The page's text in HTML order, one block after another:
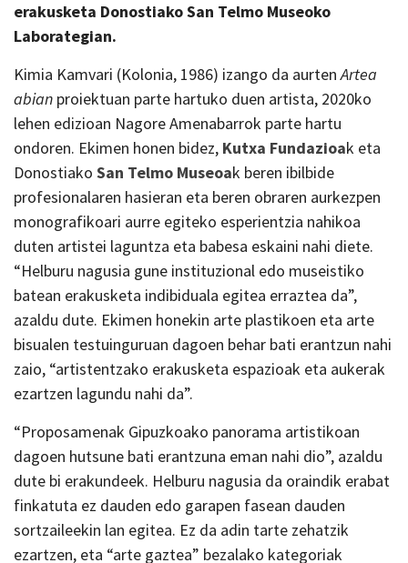
erakusketa Donostiako San Telmo Museoko
Laborategian.
Kimia Kamvari (Kolonia, 1986) izango da aurtenArtea
abian proiektuan parte hartuko duen artista, 2020ko
lehen edizioan Nagore Amenabarrok parte hartu
ondoren. Ekimen honen bidez, Kutxa Fundazioak eta
Donostiako San Telmo Museoak beren ibilbide
profesionalaren hasieran eta beren obraren aurkezpen
monografikoari aurre egiteko esperientzia nahikoa
duten artistei laguntza eta babesa eskaini nahi diete.
“Helburu nagusia gune instituzional edo museistiko
batean erakusketa indibiduala egitea erraztea da”,
azaldu dute. Ekimen honekin arte plastikoen eta arte
bisualen testuinguruan dagoen behar bati erantzun nahi
zaio, “artistentzako erakusketa espazioak eta aukerak
ezartzen lagundu nahi da”.
“Proposamenak Gipuzkoako panorama artistikoan
dagoen hutsune bati erantzuna eman nahi dio”, azaldu
dute bi erakundeek. Helburu nagusia da oraindik erabat
finkatuta ez dauden edo garapen fasean dauden
sortzaileekin lan egitea. Ez da adin tarte zehatzik
ezartzen, eta “arte gaztea” bezalako kategoriak